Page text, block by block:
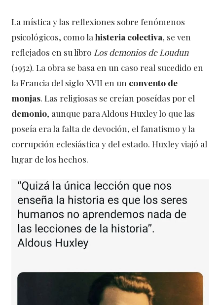
La mística y las reflexiones sobre fenómenos
psicológicos, como lahisteria colectiva, se ven
reflejados en su libro Los demonios de Loudun
(1952). La obra se basa en un caso real sucedido en
la Francia del siglo XVII en un convento de
monjas. Las religiosas se creían poseídas por el
demonio, aunque para Aldous Huxley lo que las
poseía era la falta de devoción, el fanatismo y la
corrupción eclesiástica y del estado. Huxley viajó al
lugar de los hechos.